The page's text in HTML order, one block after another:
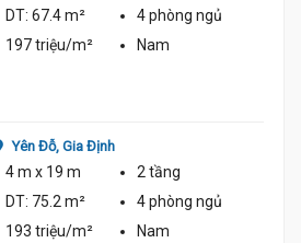
DT: 67.4 m² 4 phòng ngủ
197 triệu/m²
Nam
Yên Đỗ, Gia Định
4 m x 19 m
2 tầng
DT: 75.2 m² 4 phòng ngủ
193 triệu/m²
Nam